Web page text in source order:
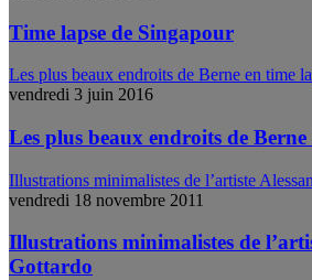
Time lapse de Singapour
Les plus beaux endroits de Berne en time
vendredi 3 juin 2016
Les plus beaux endroits de Berne
Illustrations minimalistes de l’artiste
vendredi 18 novembre 2011
Illustrations minimalistes de
Gottardo